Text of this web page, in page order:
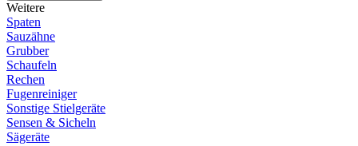
Weitere
Spaten
Sauzähne
Grubber
Schaufeln
Rechen
Fugenreiniger
Sonstige Stielgeräte
Sensen & Sicheln
Sägeräte